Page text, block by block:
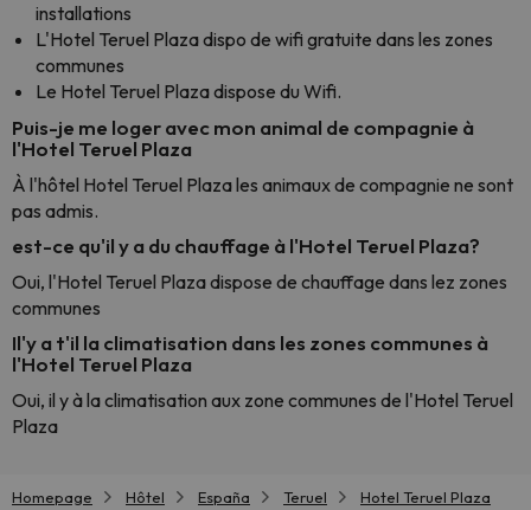
installations
L'Hotel Teruel Plaza dispo de wifi gratuite dans les zones
communes
Le Hotel Teruel Plaza dispose du Wifi.
Puis-je me loger avec mon animal de compagnie à
l'Hotel Teruel Plaza
À l'hôtel Hotel Teruel Plaza les animaux de compagnie ne sont
pas admis.
est-ce qu'il y a du chauffage à l'Hotel Teruel Plaza?
Oui, l'Hotel Teruel Plaza dispose de chauffage dans lez zones
communes
Il'y a t'il la climatisation dans les zones communes à
l'Hotel Teruel Plaza
Oui, il y à la climatisation aux zone communes de l'Hotel Teruel
Plaza
Homepage Hôtel España Teruel Hotel Teruel Plaza